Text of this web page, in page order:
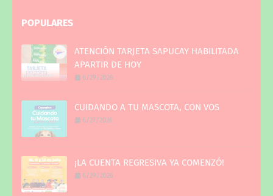
POPULARES
ATENCIÓN TARJETA SAPUCAY HABILITADA
APARTIR DE HOY
6/29/2026
CUIDANDO A TU MASCOTA, CON VOS
6/27/2026
¡LA CUENTA REGRESIVA YA COMENZÓ!
6/29/2026